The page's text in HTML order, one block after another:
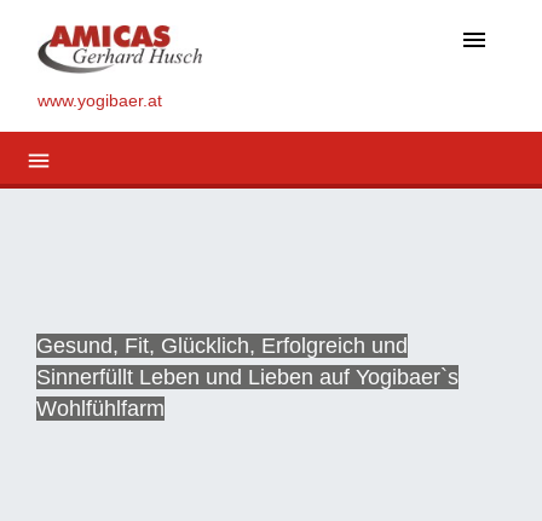
menu
www.yogibaer.at
menu
Gesund, Fit, Glücklich, Erfolgreich und
Sinnerfüllt Leben und Lieben auf Yogibaer`s
Wohlfühlfarm